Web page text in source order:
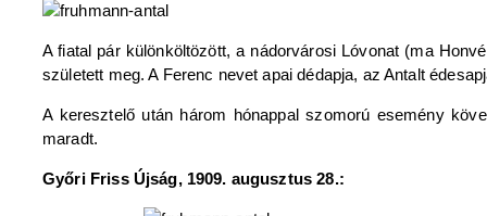
A fiatal pár különköltözött, a nádorvárosi Lóvonat (ma
született meg. A Ferenc nevet apai dédapja, az Antalt
A keresztelő után három hónappal szomorú esemény
maradt.
Győri Friss Újság, 1909. augusztus 28.: